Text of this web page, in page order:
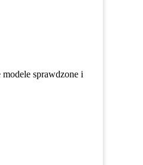
sprawdzone i